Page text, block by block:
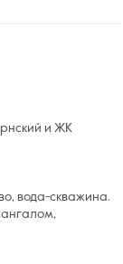
и ЖК
вода-скважина.